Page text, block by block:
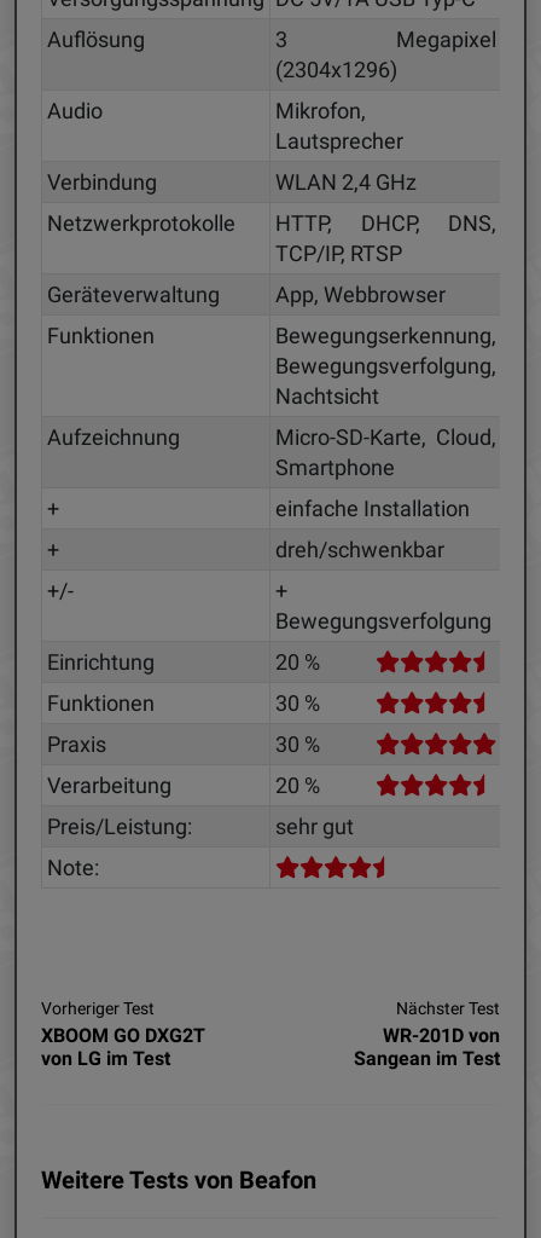
Auflösung
3 Megapixel
(2304x1296)
Audio
Mikrofon,
Lautsprecher
Verbindung
WLAN 2,4 GHz
Netzwerkprotokolle
HTTP, DHCP, DNS,
TCP/IP, RTSP
Geräteverwaltung
App, Webbrowser
Funktionen
Bewegungserkennung,
Bewegungsverfolgung,
Nachtsicht
Aufzeichnung
Micro-SD-Karte, Cloud,
Smartphone
+
einfache Installation
+
dreh/schwenkbar
+/-
+
Bewegungsverfolgung
Einrichtung
20 %
Funktionen
30 %
Praxis
30 %
Verarbeitung
20 %
Preis/Leistung:
sehr gut
Note:
Vorheriger Test
XBOOM GO DXG2T
von LG im Test
Nächster Test
WR-201D von
Sangean im Test
Weitere Tests von Beafon